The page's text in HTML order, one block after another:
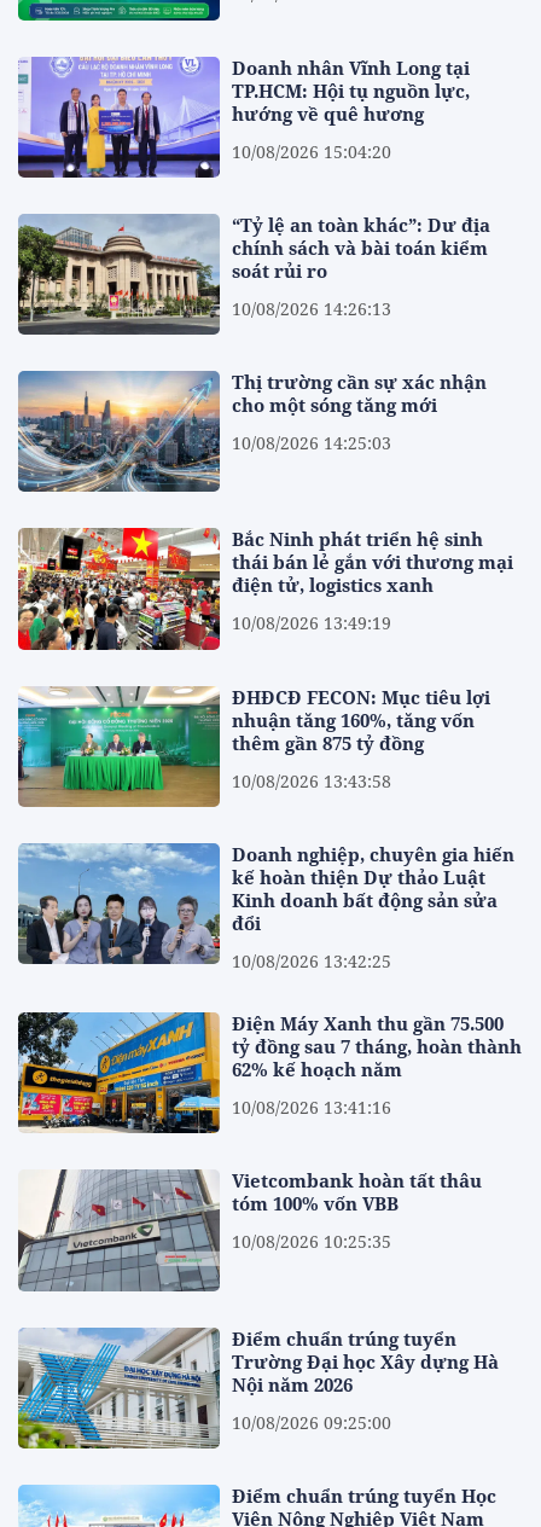
Doanh nhân Vĩnh Long tại
TP.HCM: Hội tụ nguồn lực,
hướng về quê hương
10/08/2026 15:04:20
“Tỷ lệ an toàn khác”: Dư địa
chính sách và bài toán kiểm
soát rủi ro
10/08/2026 14:26:13
Thị trường cần sự xác nhận
cho một sóng tăng mới
10/08/2026 14:25:03
Bắc Ninh phát triển hệ sinh
thái bán lẻ gắn với thương mại
điện tử, logistics xanh
10/08/2026 13:49:19
ĐHĐCĐ FECON: Mục tiêu lợi
nhuận tăng 160%, tăng vốn
thêm gần 875 tỷ đồng
10/08/2026 13:43:58
Doanh nghiệp, chuyên gia hiến
kế hoàn thiện Dự thảo Luật
Kinh doanh bất động sản sửa
đổi
10/08/2026 13:42:25
Điện Máy Xanh thu gần 75.500
tỷ đồng sau 7 tháng, hoàn thành
62% kế hoạch năm
10/08/2026 13:41:16
Vietcombank hoàn tất thâu
tóm 100% vốn VBB
10/08/2026 10:25:35
Điểm chuẩn trúng tuyển
Trường Đại học Xây dựng Hà
Nội năm 2026
10/08/2026 09:25:00
Điểm chuẩn trúng tuyển Học
Viện Nông Nghiệp Việt Nam